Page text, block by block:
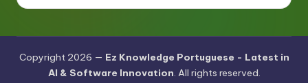
Copyright 2026 — Ez Knowledge Portuguese - Latest in
AI & Software Innovation. All rights reserved.